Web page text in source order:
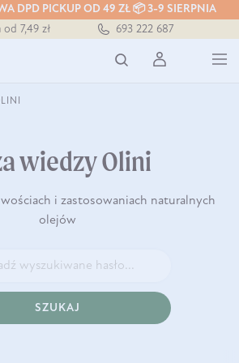
DPD PICKUP OD 49 ZŁ 📦 3-9 SIERPNIA
zimno
7,49 zł
693 222 687
wiedzy Olini
i zastosowaniach naturalnych
olejów
SZUKAJ